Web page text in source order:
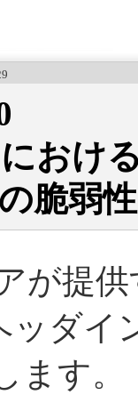
おけ
脆弱性
が提
ッダイ
ます。